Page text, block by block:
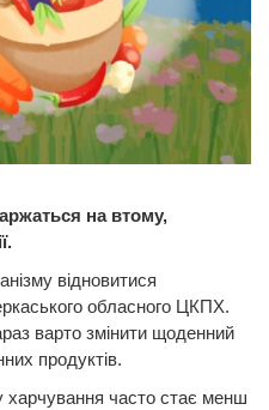
на втому,
відновитися
обласного ЦКПХ.
варто змінити щоденний
продуктів.
харчування часто стає менш